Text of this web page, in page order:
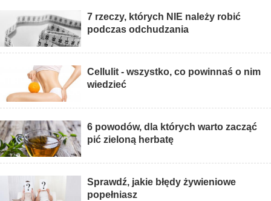
7 rzeczy, których NIE należy robić
podczas odchudzania
Cellulit - wszystko, co powinnaś o nim
wiedzieć
6 powodów, dla których warto zacząć
pić zieloną herbatę
Sprawdź, jakie błędy żywieniowe
popełniasz